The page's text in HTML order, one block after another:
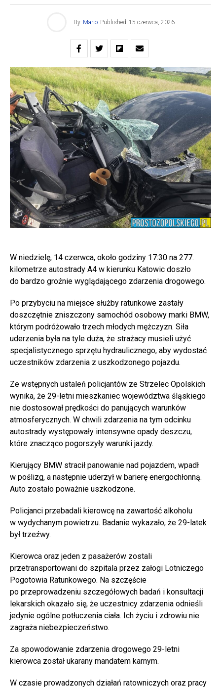
By Mario Published 15 czerwca, 2026
W niedzielę, 14 czerwca, około godziny 17:30 na 277.
kilometrze autostrady A4 w kierunku Katowic doszło
do bardzo groźnie wyglądającego zdarzenia drogowego.
Po przybyciu na miejsce służby ratunkowe zastały
doszczętnie zniszczony samochód osobowy marki BMW,
którym podróżowało trzech młodych mężczyzn. Siła
uderzenia była na tyle duża, że strażacy musieli użyć
specjalistycznego sprzętu hydraulicznego, aby wydostać
uczestników zdarzenia z uszkodzonego pojazdu.
Ze wstępnych ustaleń policjantów ze Strzelec Opolskich
wynika, że 29-letni mieszkaniec województwa śląskiego
nie dostosował prędkości do panujących warunków
atmosferycznych. W chwili zdarzenia na tym odcinku
autostrady występowały intensywne opady deszczu,
które znacząco pogorszyły warunki jazdy.
Kierujący BMW stracił panowanie nad pojazdem, wpadł
w poślizg, a następnie uderzył w barierę energochłonną.
Auto zostało poważnie uszkodzone.
Policjanci przebadali kierowcę na zawartość alkoholu
w wydychanym powietrzu. Badanie wykazało, że 29-latek
był trzeźwy.
Kierowca oraz jeden z pasażerów zostali
przetransportowani do szpitala przez załogi Lotniczego
Pogotowia Ratunkowego. Na szczęście
po przeprowadzeniu szczegółowych badań i konsultacji
lekarskich okazało się, że uczestnicy zdarzenia odnieśli
jedynie ogólne potłuczenia ciała. Ich życiu i zdrowiu nie
zagraża niebezpieczeństwo.
Za spowodowanie zdarzenia drogowego 29-letni
kierowca został ukarany mandatem karnym.
W czasie prowadzonych działań ratowniczych oraz pracy